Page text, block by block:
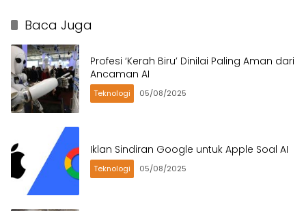
Baca Juga
Profesi ‘Kerah Biru’ Dinilai Paling Aman dari
Ancaman AI
Teknologi 05/08/2025
Iklan Sindiran Google untuk Apple Soal AI
Teknologi 05/08/2025